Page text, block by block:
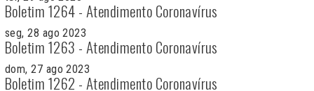
Boletim 1264 - Atendimento Coronavírus
seg, 28 ago 2023
Boletim 1263 - Atendimento Coronavírus
dom, 27 ago 2023
Boletim 1262 - Atendimento Coronavírus